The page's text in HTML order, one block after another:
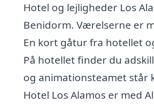
Hotel og lejligheder Los
Benidorm. Værelserne er
En kort gåtur fra hotellet
På hotellet finder du
og animationsteamet står
Hotel Los Alamos er med